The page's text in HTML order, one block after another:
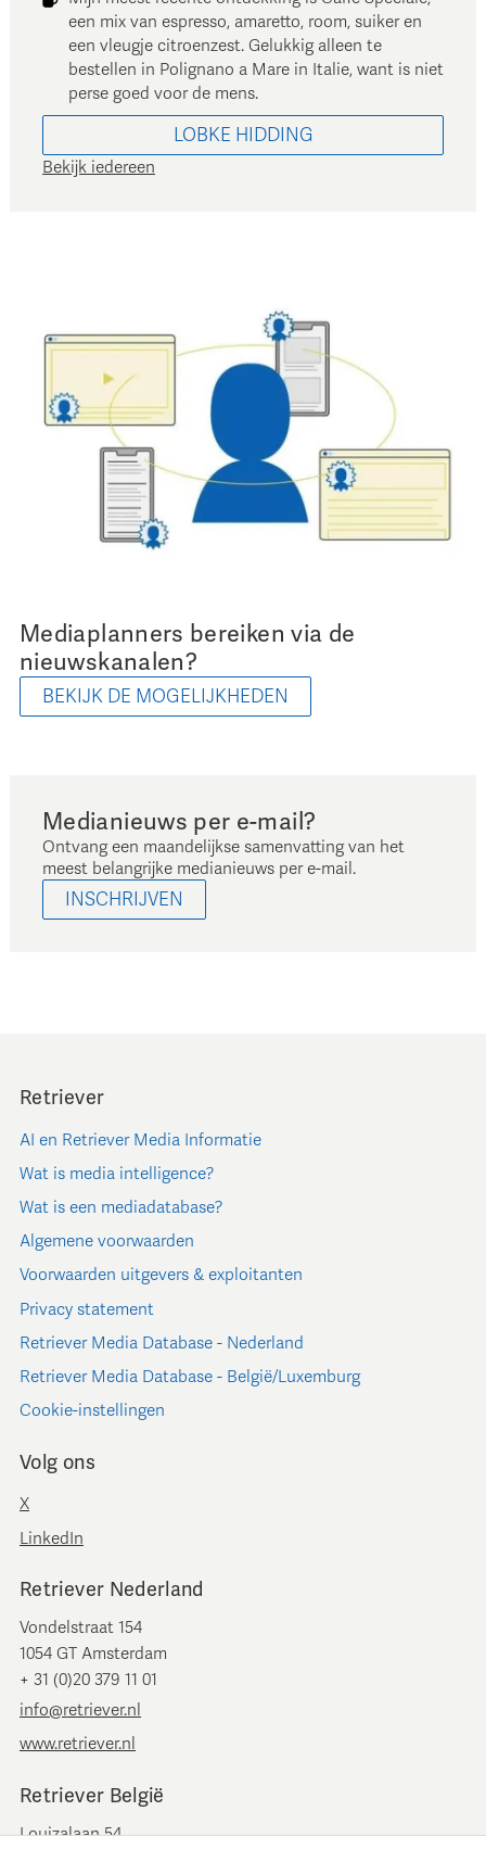
een mix van espresso, amaretto, room, suiker en
een vleugje citroenzest. Gelukkig alleen te
bestellen in Polignano a Mare in Italie, want is niet
perse goed voor de mens.
LOBKE HIDDING
Bekijk iedereen
Mediaplanners bereiken via de
nieuwskanalen?
BEKIJK DE MOGELIJKHEDEN
Medianieuws per e-mail?
Ontvang een maandelijkse samenvatting van het
meest belangrijke medianieuws per e-mail.
INSCHRIJVEN
Retriever
AI en Retriever Media Informatie
Wat is media intelligence?
Wat is een mediadatabase?
Algemene voorwaarden
Voorwaarden uitgevers & exploitanten
Privacy statement
Retriever Media Database - Nederland
Retriever Media Database - België/Luxemburg
Cookie-instellingen
Volg ons
X
LinkedIn
Retriever Nederland
Vondelstraat 154
1054 GT Amsterdam
+ 31 (0)20 379 11 01
info@retriever.nl
www.retriever.nl
Retriever België
Louizalaan 54